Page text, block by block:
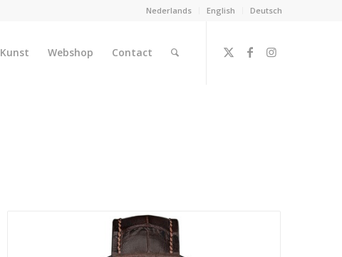
Nederlands English Deutsch
Kunst Webshop Contact